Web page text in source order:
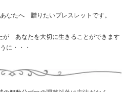
なたへ 贈りたいブレスレットです。
あなたを大切に生きることができます
に・・・